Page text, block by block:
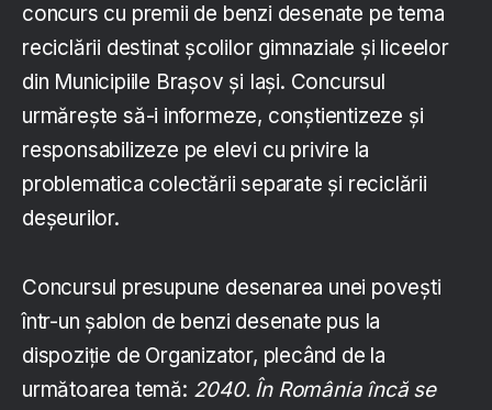
concurs cu premii de benzi desenate pe tema
reciclării destinat școlilor gimnaziale și liceelor
din Municipiile Brașov și Iași. Concursul
urmărește să-i informeze, conștientizeze și
responsabilizeze pe elevi cu privire la
problematica colectării separate și reciclării
deșeurilor.
Concursul presupune desenarea unei poveşti
într-un şablon de benzi desenate pus la
dispoziție de Organizator, plecând de la
următoarea temă: 2040. În România încă se